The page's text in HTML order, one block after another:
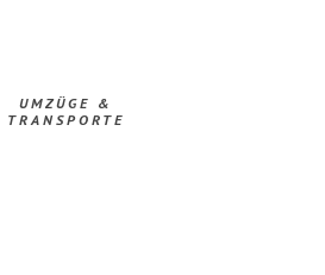
UMZÜGE &
TRANSPORTE